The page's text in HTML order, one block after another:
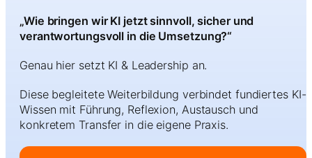
„Wie bringen wir KI jetzt sinnvoll, sicher und
verantwortungsvoll in die Umsetzung?“
Genau hier setzt KI & Leadership an.
Diese begleitete Weiterbildung verbindet fundiertes KI-
Wissen mit Führung, Reflexion, Austausch und
konkretem Transfer in die eigene Praxis.